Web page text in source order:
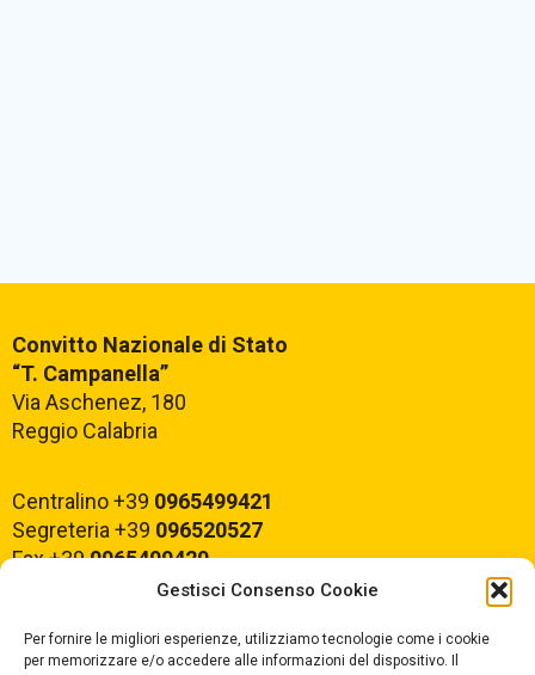
Gestisci Consenso Cookie
Per fornire le migliori esperienze, utilizziamo tecnologie come i cookie
per memorizzare e/o accedere alle informazioni del dispositivo. Il
Convitto Nazionale di Stato
“T. Campanella”
Via Aschenez, 180
Reggio Calabria
Centralino +39 0965499421
Segreteria +39 096520527
Fax +390965499420
E-mail: rcvc010005@istruzione.it
PEC:rcvc010005@pec.istruzione.it